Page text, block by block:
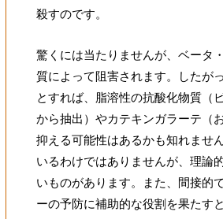
殺すのです。
驚くには当たりませんが、ベータ
質によって阻害されます。したが
とすれば、脂溶性の抗酸化物質（
から抽出）やカテキンガラーテ（
抑える可能性はあるかも知れませ
いるわけではありませんが、理論
いものがあります。また、間接的
ーの予防に補助的な役割を果たす